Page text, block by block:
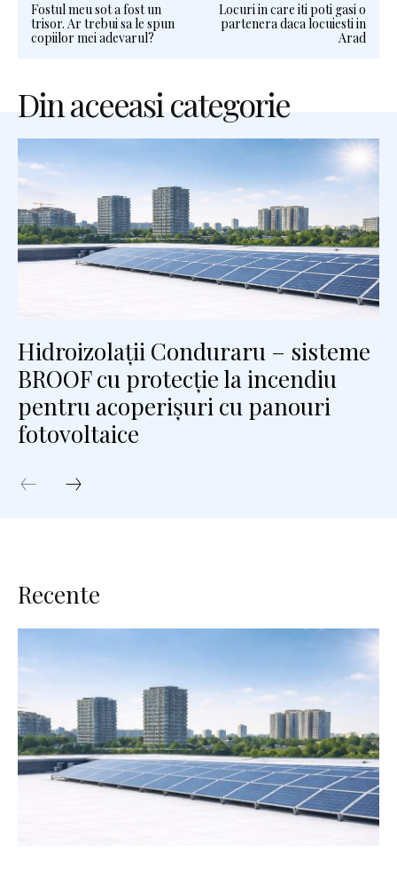
Fostul meu sot a fost un
trisor. Ar trebui sa le spun
copiilor mei adevarul?
Locuri in care iti poti gasi o
partenera daca locuiesti in
Arad
Din aceeasi categorie
Hidroizolații Conduraru – sisteme
BROOF cu protecție la incendiu
pentru acoperișuri cu panouri
fotovoltaice
Recente